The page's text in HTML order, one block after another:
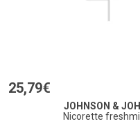
25,79€
JOHNSON &
Nicorette